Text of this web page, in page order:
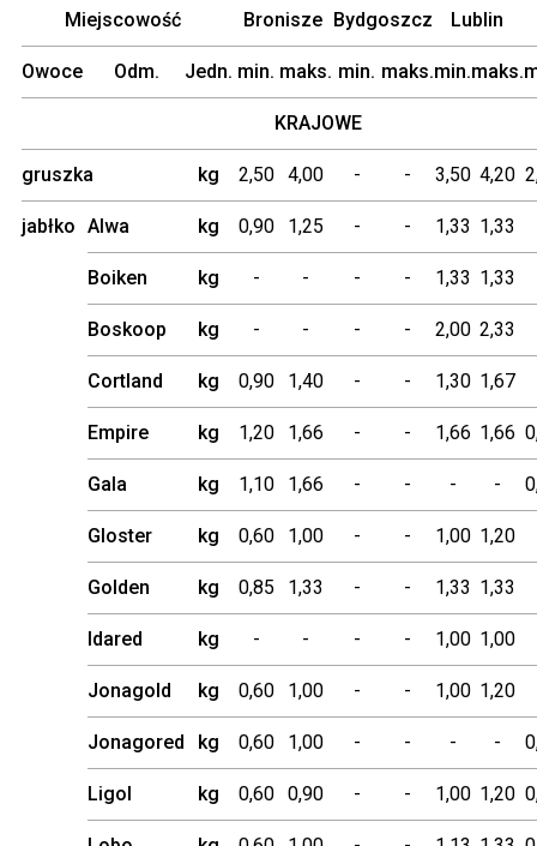
Miejscowość Bronisze Bydgoszcz Lublin
Owoce Odm. Jedn. min. maks. min. maks.min.maks.
KRAJOWE
gruszka kg 2,50 4,00 - - 3,50
Alwa kg 0,90 1,25 - - 1,33 1,33
Boiken kg - - - - 1,33 1,33
Boskoop kg - - - - 2,00 2,33
Cortland kg 0,90 1,40 - - 1,30 1,67
Empire kg 1,20 1,66 - - 1,66 1,66
Gala kg 1,10 1,66 - - - -
Gloster kg 0,60 1,00 - - 1,00 1,20
Golden kg 0,85 1,33 - - 1,33 1,33
Idared kg - - - - 1,00 1,00
Jonagold kg 0,60 1,00 - - 1,00 1,20
Jonagored kg 0,60 1,00 - - - -
Ligol kg 0,60 0,90 - - 1,00 1,20